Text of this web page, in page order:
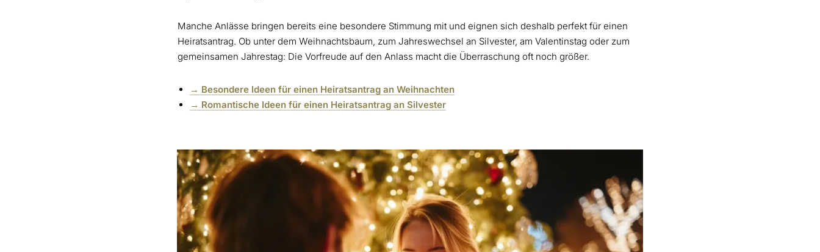
Manche Anlässe bringen bereits eine besondere Stimmung mit und eignen sich deshalb perfekt für einen
Heiratsantrag. Ob unter dem Weihnachtsbaum, zum Jahreswechsel an Silvester, am Valentinstag oder zum
gemeinsamen Jahrestag: Die Vorfreude auf den Anlass macht die Überraschung oft noch größer.
→ Besondere Ideen für einen Heiratsantrag an Weihnachten
→ Romantische Ideen für einen Heiratsantrag an Silvester